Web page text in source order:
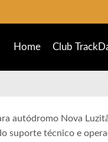
Home Club
autódromo Nova
suporte técnico e